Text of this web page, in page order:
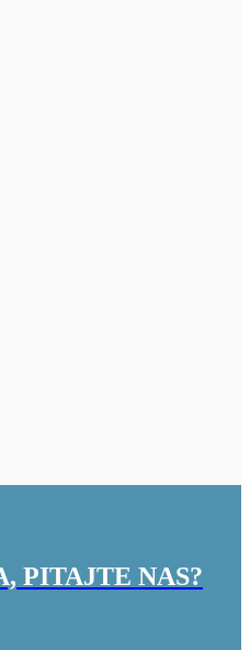
PITAJTE NAS?